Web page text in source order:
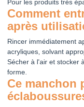
Pour les produits très
Comment
après
Rincer immédiatement
acryliques, solvant
Sécher à l'air et stocker
forme.
Ce manchon